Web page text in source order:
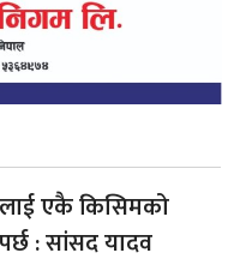
एकै किसिमको
: सांसद यादव